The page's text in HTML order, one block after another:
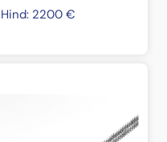
Hind: 2200€